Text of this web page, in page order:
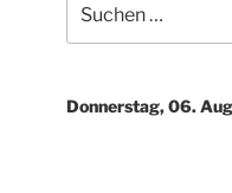
nach:
Donnerstag, 06.